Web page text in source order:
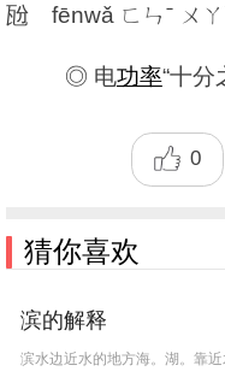
瓰 fēnwǎ ㄈㄣˉ ㄨㄚ
◎ 电功率“十分
0
猜你喜欢
滨的解释
滨水边近水的地方海。湖。靠近